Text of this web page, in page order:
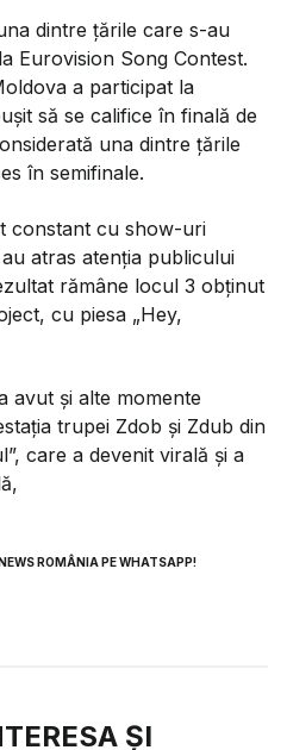
dintre țările care s-au
Eurovision Song Contest.
a participat la
să se califice în finală de
una dintre țările
în semifinale.
constant cu show-uri
atras atenția publicului
rămâne locul 3 obținut
cu piesa „Hey,
avut și alte momente
trupei Zdob și Zdub din
care a devenit virală și a
ROMÂNIA PE WHATSAPP!
ȘI